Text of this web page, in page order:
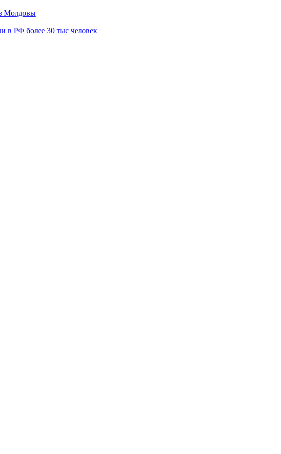
Молдовы
в РФ более 30 тыс человек